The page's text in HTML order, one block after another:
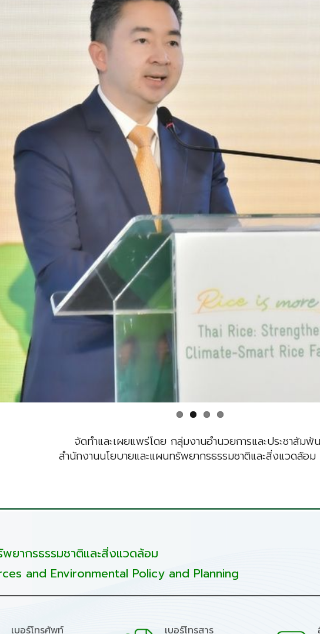
จัดทำและเผยแพร่โดย กลุ่มงานอำนวยการและประชาสัมพั
สำนักงานนโยบายและแผนทรัพยากรธรรมชาติและสิ่งแวดล้อม
ยากรธรรมชาติและสิ่งแวดล้อม
and Environmental Policy and Planning
เบอร์โทรศัพท์ เบอร์โทรสาร